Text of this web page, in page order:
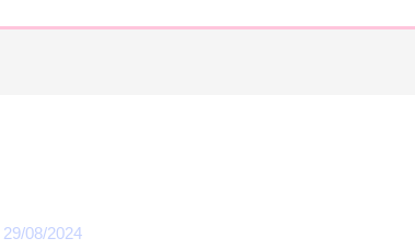
29/08/2024